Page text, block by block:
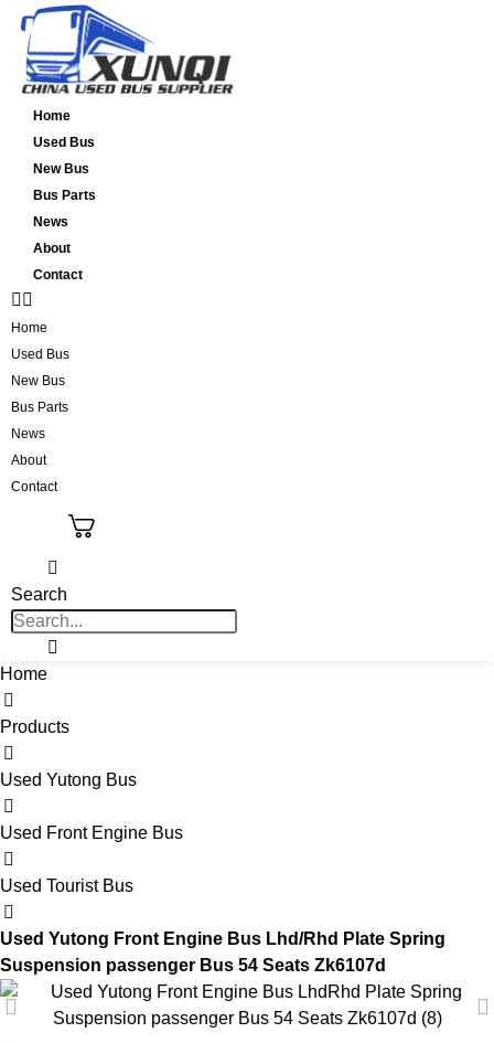
Skip
content
Home
Used Bus
New Bus
Bus Parts
News
About
Contact
Home
Used Bus
New Bus
Bus Parts
News
About
Contact
Search
Home
Products
Used Yutong Bus
Used Front Engine Bus
Used Tourist Bus
Used Yutong Front Engine Bus Lhd/Rhd Plate Spring
Suspension passenger Bus 54 Seats Zk6107d